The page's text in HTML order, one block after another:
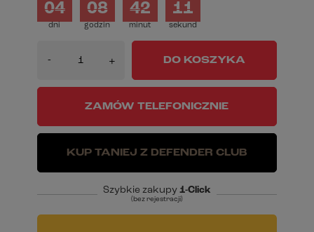
dni
04
godzin
08
minut
42
sekund
10
- + DO KOSZYKA
ZAMÓW TELEFONICZNIE
KUP TANIEJ Z DEFENDER CLUB
Szybkie zakupy 1-Click
(bez rejestracji)